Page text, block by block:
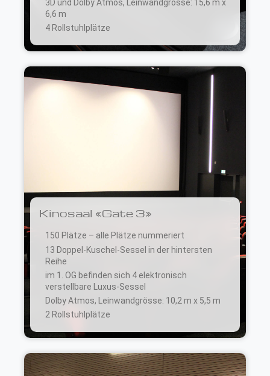
3D und Dolby Atmos, Leinwandgrösse: 15,6 m x
6,6 m
4 Rollstuhlplätze
Kinosaal «Gate 3»
150 Plätze – alle Plätze nummeriert
13 Doppel-Kuschel-Sessel in der hintersten
Reihe
im 1. OG befinden sich 4 elektronisch
verstellbare Luxus-Sessel
Dolby Atmos, Leinwandgrösse: 10,2 m x 5,5 m
2 Rollstuhlplätze